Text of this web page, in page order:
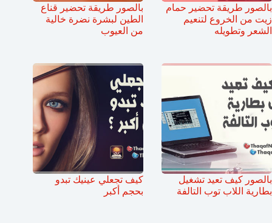
بالصور طريقة تحضير حمام
زيت من الخروع لتنعيم
الشعر وتطويله
بالصور طريقة تحضير قناع
الطين لبشرة نضرة خالية
من العيوب
بالصور كيف تعيد تشغيل
بطارية اللاب توب التالفة
كيف تجعلي عينيك تبدو
بحجم أكبر